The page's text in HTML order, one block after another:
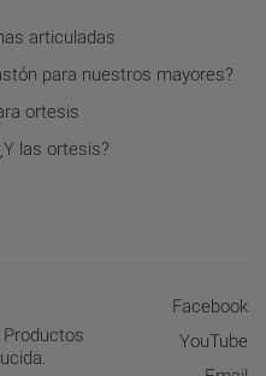
articuladas
para nuestros mayores?
ortesis
las ortesis?
Facebook
YouTube
Productos